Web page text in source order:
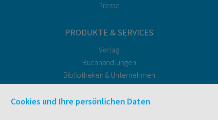
Presse
PRODUKTE & SERVICES
Verlag
Buchhandlungen
Bibliotheken & Unternehmen
Druckerei facultas druckt.
Cookies und Ihre persönlichen Daten